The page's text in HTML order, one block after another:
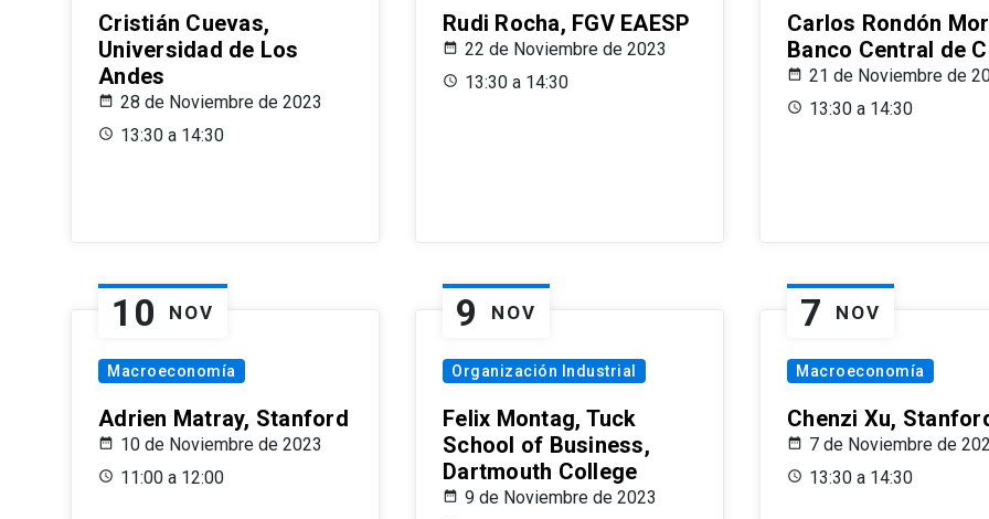
Cristián Cuevas,
Universidad de Los
Andes
28 de Noviembre de 2023
13:30 a 14:30
Rudi Rocha, FGV EAESP
22 de Noviembre de 2023
13:30 a 14:30
Carlos Rondón
Banco Central de
21 de Noviembre de
13:30 a 14:30
10 NOV
Macroeconomía
Adrien Matray, Stanford
10 de Noviembre de 2023
11:00 a 12:00
9 NOV
Organización Industrial
Felix Montag, Tuck
School of Business,
Dartmouth College
9 de Noviembre de 2023
7 NOV
Macroeconomía
Chenzi Xu,
7 de Noviembre de
13:30 a 14:30